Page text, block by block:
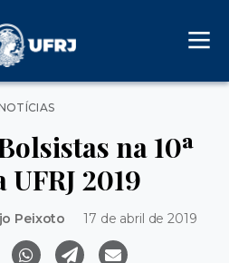
Categorias
na 10ª
UFRJ 2019
Peixoto 17 de abril de 2019